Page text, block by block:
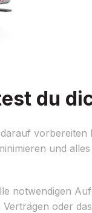
du
vorbereiten
und
notwendigen
oder